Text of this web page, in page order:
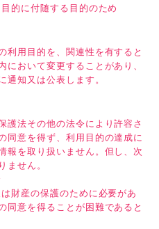
的に付随する目的のため
利用目的を、関連性を有すると
において変更することがあり、
通知又は公表します。
護法その他の法令により許容さ
同意を得ず、利用目的の達成に
報を取り扱いません。但し、次
ません。
財産の保護のために必要があ
同意を得ることが困難であると